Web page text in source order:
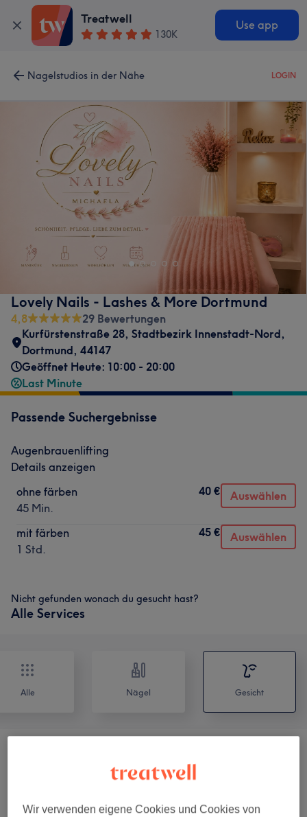
Treatwell
130K
Use app
Nagelstudios in der Nähe LOGIN
Lovely Nails - Lashes & More Dortmund
4,8
29 Bewertungen
Kurfürstenstraße 28, Stadtbezirk Innenstadt-Nord,
Dortmund, 44147
Geöffnet Heute: 10:00 - 20:00
Last Minute
Passende Suchergebnisse
Augenbrauenlifting
Details anzeigen
ohne färben
45 Min.
40 € Auswählen
mit färben
1 Std.
45 € Auswählen
Nicht gefunden wonach du gesucht hast?
Alle Services
Alle Nägel Gesicht
Wimpernbehandlungen (4)
Wir verwenden eigene Cookies und Cookies von